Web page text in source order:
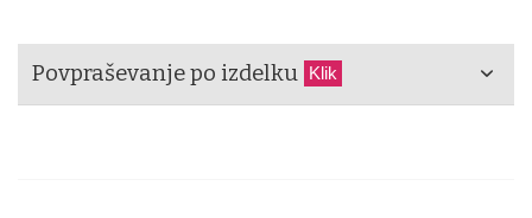
Povpraševanje po izdelku Klik